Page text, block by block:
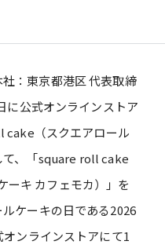
：東京都港区 代表取締
に公式オンラインストア
cake（スクエアロール
て、「square roll cake
キ カフェモカ）」を
ケーキの日である2026
ンラインストアにて1